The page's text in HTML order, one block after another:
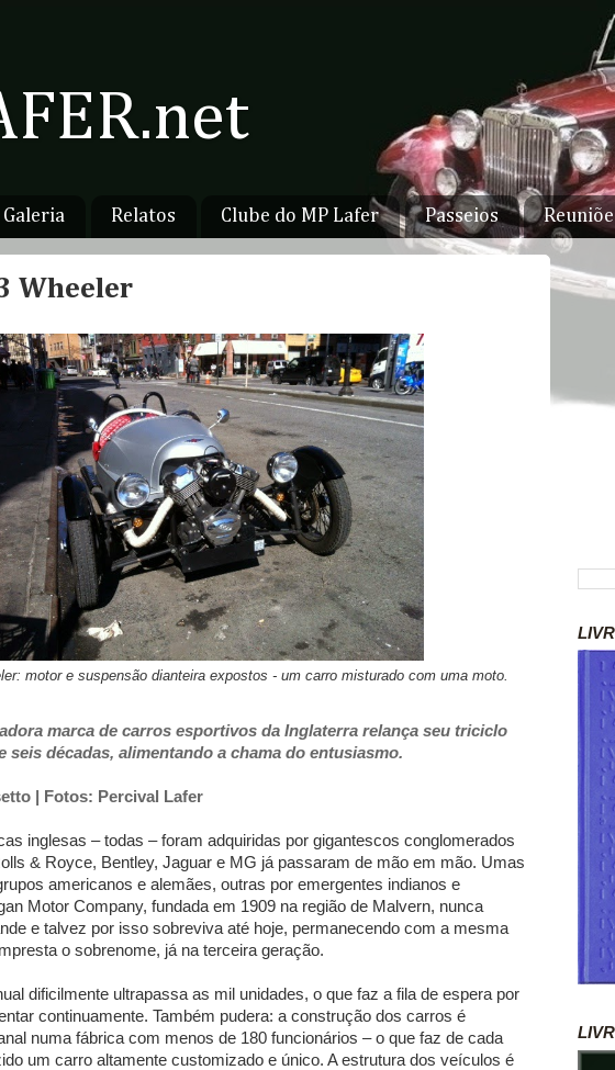
Galeria Relatos Clube do MP Lafer Passeios
Wheeler
motor e suspensão dianteira expostos - um carro misturado com uma moto.
marca de carros esportivos da Inglaterra relança seu triciclo
seis décadas, alimentando a chama do entusiasmo.
| Fotos: Percival Lafer
inglesas – todas – foram adquiridas por gigantescos conglomerados
& Royce, Bentley, Jaguar e MG já passaram de mão em mão. Umas
americanos e alemães, outras por emergentes indianos e
Motor Company, fundada em 1909 na região de Malvern, nunca
e talvez por isso sobreviva até hoje, permanecendo com a mesma
o sobrenome, já na terceira geração.
dificilmente ultrapassa as mil unidades, o que faz a fila de espera por
continuamente. Também pudera: a construção dos carros é
numa fábrica com menos de 180 funcionários – o que faz de cada
um carro altamente customizado e único. A estrutura dos veículos é